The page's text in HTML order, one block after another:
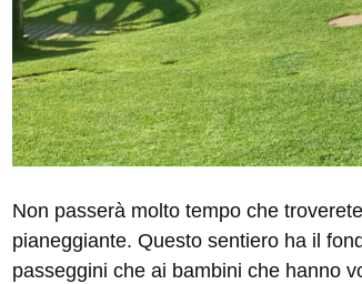
Non passerà molto tempo che
pianeggiante. Questo sentiero ha il
passeggini che ai bambini che hanno